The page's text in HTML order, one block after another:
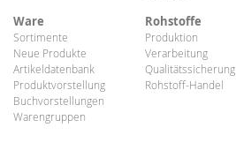
Ware
Sortimente
Neue Produkte
Artikeldatenbank
Produktvorstellung
Buchvorstellungen
Warengruppen
Rohstoffe
Produktion
Verarbeitung
Qualitätssicherung
Rohstoff-Handel